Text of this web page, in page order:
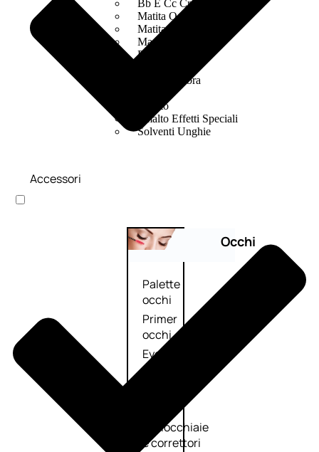
Bb E Cc Cream
Matita Occhi
Matita Sopracciglia
Mascara
Eyeliner
Matita Labbra
Smalto
Smalto Effetti Speciali
Solventi Unghie
Occhi
Palette
occhi
Primer
occhi
Eyeliner
Antiocchiaie
e correttori
Accessori